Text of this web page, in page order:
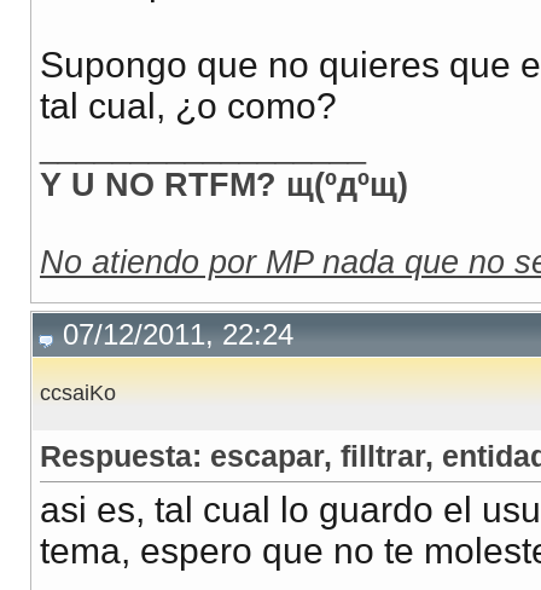
Supongo que no quieres que
tal cual, ¿o como?
Y U NO RTFM? щ(ºдºщ)
No atiendo por MP nada que no
07/12/2011, 22:24
ccsaiKo
Respuesta: escapar, filltrar,
asi es, tal cual lo guardo el
tema, espero que no te